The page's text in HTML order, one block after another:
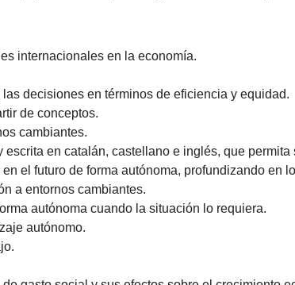
internacionales en la economía.
decisiones en términos de eficiencia y equidad.
de conceptos.
cambiantes.
en catalán, castellano e inglés, que
el futuro de forma autónoma, profundizando
a entornos cambiantes.
autónoma cuando la situación lo requiera.
autónomo.